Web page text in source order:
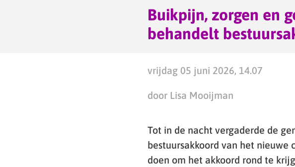
Buikpijn, zorgen en
behandelt
vrijdag 05 juni 2026, 14.07
door Lisa Mooijman
Tot in de nacht vergaderde de
bestuursakkoord van het
doen om het akkoord rond te